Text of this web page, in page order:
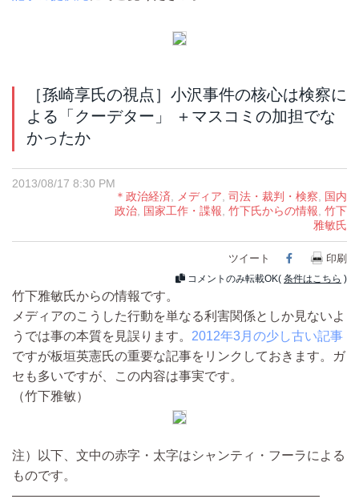
［孫崎享氏の視点］小沢事件の核心は検察に
よる「クーデター」 ＋マスコミの加担でな
かったか
2013/08/17 8:30 PM
＊政治経済
メディア 司法・裁判・検察
国内
政治
国家工作・諜報 竹下氏からの情報 竹下
雅敏氏
ツイート Facebook
印刷
コメントのみ転載OK( 条件はこちら )
竹下雅敏氏からの情報です。
メディアのこうした行動を単なる利害関係としか見ないよ
うでは事の本質を見誤ります。 2012年3月の少し古い記事
ですが板垣英憲氏の重要な記事をリンクしておきます。ガ
セも多いですが、この内容は事実です。
（竹下雅敏）
注）以下、文中の赤字・太字はシャンティ・フーラによる
ものです。
————————————————————————